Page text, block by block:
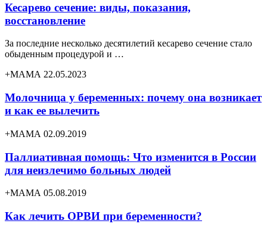
Кесарево сечение: виды, показания,
восстановление
За последние несколько десятилетий кесарево сечение стало
обыденным процедурой и …
+МАМА 22.05.2023
Молочница у беременных: почему она возникает
и как ее вылечить
+МАМА 02.09.2019
Паллиативная помощь: Что изменится в России
для неизлечимо больных людей
+МАМА 05.08.2019
Как лечить ОРВИ при беременности?